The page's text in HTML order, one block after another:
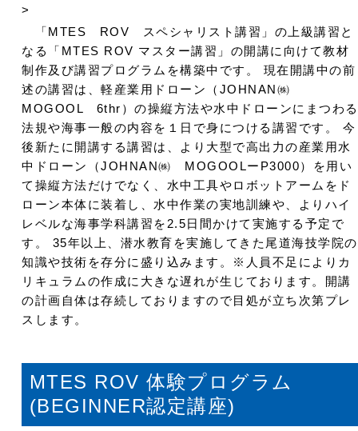
>
「MTES ROV スペシャリスト講習」の上級講習と
なる「MTES ROV マスター講習」の開講に向けて教材
制作及び講習プログラムを構築中です。 現在開講中の前
述の講習は、軽産業用ドローン（JOHNAN㈱
MOGOOL 6thr）の操縦方法や水中ドローンにまつわる
法規や海事一般の内容を１日で身につける講習です。 今
後新たに開講する講習は、より大型で高出力の産業用水
中ドローン（JOHNAN㈱ MOGOOLーP3000）を用い
て操縦方法だけでなく、水中工具やロボットアームをド
ローン本体に装着し、水中作業の実地訓練や、よりハイ
レベルな海事学科講習を2.5日間かけて実施する予定で
す。 35年以上、潜水教育を実施してきた尾道海技学院の
知識や技術を存分に盛り込みます。※人員不足によりカ
リキュラムの作成に大きな遅れが生じております。開講
の計画自体は存続しておりますので目処が立ち次第プレ
スします。
MTES ROV 体験プログラム
(BEGINNER認定講座)